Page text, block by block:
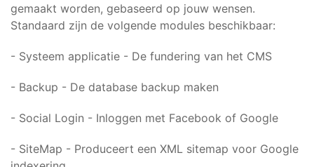
gemaakt worden, gebaseerd op jouw wensen.
Standaard zijn de volgende modules beschikbaar:
- Systeem applicatie - De fundering van het CMS
- Backup - De database backup maken
- Social Login - Inloggen met Facebook of Google
- SiteMap - Produceert een XML sitemap voor Google